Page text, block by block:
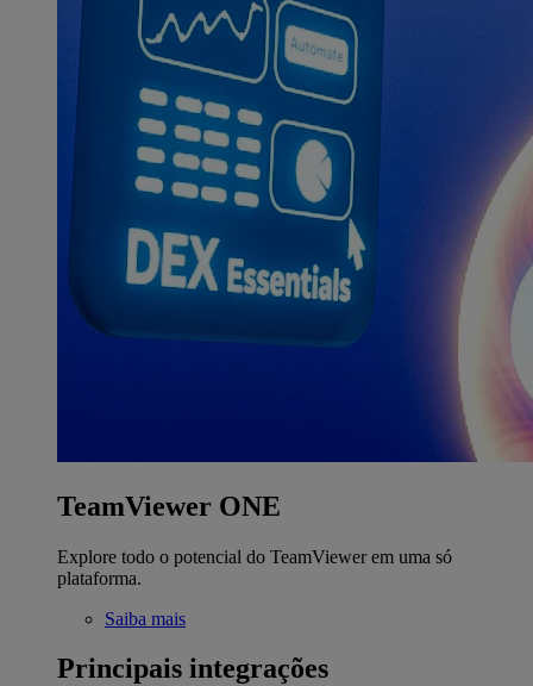
TeamViewer ONE
Explore todo o potencial do TeamViewer em uma só
plataforma.
Saiba mais
Principais integrações